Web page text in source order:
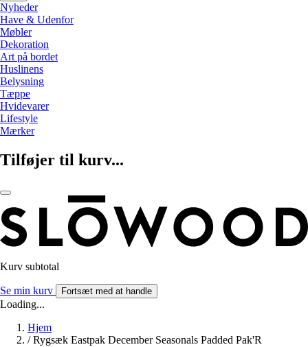
Nyheder
Have & Udenfor
Møbler
Dekoration
Art på bordet
Huslinens
Belysning
Tæppe
Hvidevarer
Lifestyle
Mærker
Tilføjer til kurv...
Kurv subtotal
Se min kurv Fortsæt med at handle
Loading...
Hjem
/ Rygsæk Eastpak December Seasonals Padded Pak'R